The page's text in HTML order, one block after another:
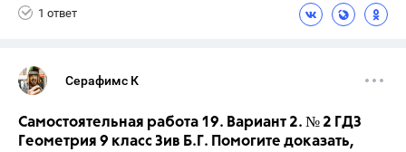
1 ответ
Серафимс К
Самостоятельная работа 19. Вариант 2. № 2 ГДЗ
Геометрия 9 класс Зив Б.Г. Помогите доказать,